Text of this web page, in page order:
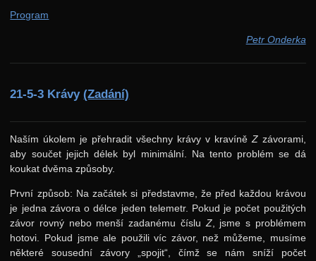
Program
Petr Onderka
21-5-3 Krávy(Zadání)
Naším úkolem je přehradit všechny krávy v kravíně Zzávorami,
aby součet jejich délek byl minimální. Na tento problém se dá
koukat dvěma způsoby.
První způsob: Na začátek si představme, že před každou krávou
je jedna závora o délce jeden telemetr. Pokud je počet použitých
závor rovný nebo menší zadanému čísluZ, jsme s problémem
hotovi. Pokud jsme ale použili víc závor, než můžeme, musíme
některé sousední závory „spojit“, čímž se nám sníží počet